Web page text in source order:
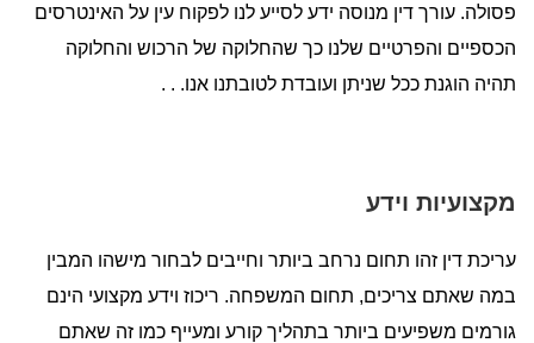
פסולה. עורך דין מנוסה ידע לסייע לנו לפקוח עין על האינטרסים
הכספיים והפרטיים שלנו כך שהחלוקה של הרכוש והחלוקה
תהיה הוגנת ככל שניתן ועובדת לטובתנו אנו. . .
מקצועיות וידע
עריכת דין זהו תחום נרחב ביותר וחייבים לבחור מישהו המבין
במה שאתם צריכים, תחום המשפחה. ריכוז וידע מקצועי הינם
גורמים משפיעים ביותר בתהליך קורע ומעייף כמו זה שאתם